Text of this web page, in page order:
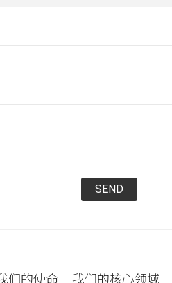
SEND
们的使命 我们的核心领域